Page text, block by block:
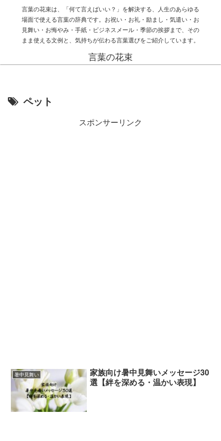
言葉の花束は、「何て言えばいい？」を解決する、人生のあらゆる
場面で使える言葉の辞典です。お祝い・お礼・励まし・気遣い・お
見舞い・お悔やみ・手紙・ビジネスメール・季節の挨拶まで、その
まま使える文例と、気持ちが伝わる言葉選びをご紹介しています。
言葉の花束
ペット
スポンサーリンク
暑中見舞い
家族向け暑中見舞いメッセージ30
選【絆を深める・温かい表現】